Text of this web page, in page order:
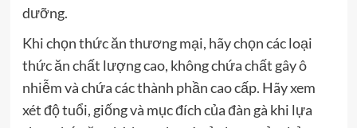
dưỡng.
Khi chọn thức ăn thương mại, hãy chọn các loại
thức ăn chất lượng cao, không chứa chất gây ô
nhiễm và chứa các thành phần cao cấp. Hãy xem
xét độ tuổi, giống và mục đích của đàn gà khi lựa